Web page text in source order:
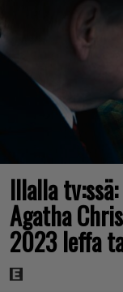
Illalla
Agatha
2023 leffa